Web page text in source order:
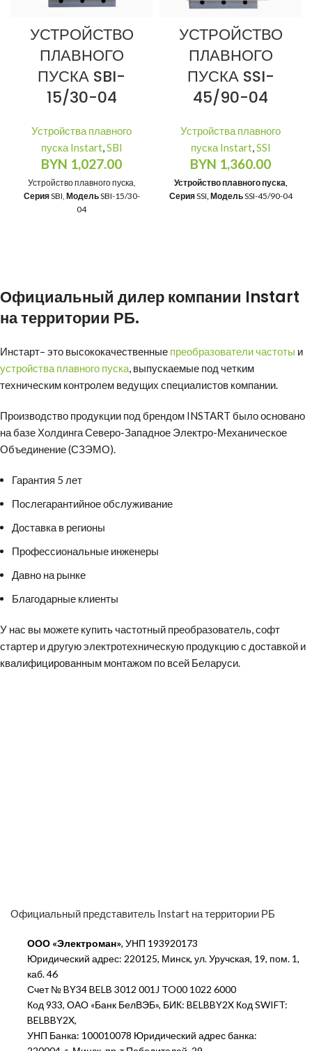
УСТРОЙСТВО
ПЛАВНОГО
ПУСКА SBI-
15/30-04
Устройства плавного
пуска Instart,SBI
BYN 1,027.00
Устройство плавного пуска,
СерияSBI, МодельSBI-15/30-
04
УСТРОЙСТВО
ПЛАВНОГО
ПУСКА SSI-
45/90-04
Устройства плавного
пуска Instart,SSI
BYN 1,360.00
Устройство плавного пуска,
СерияSSI, МодельSSI-45/90-04
Официальный дилер компании Instart
на территории РБ.
Инстарт– это высококачественные преобразователи частоты и
устройства плавного пуска, выпускаемые под четким
техническим контролем ведущих специалистов компании.
Производство продукции под брендом INSTART было основано
на базе Холдинга Северо-Западное Электро-Механическое
Объединение (СЗЭМО).
Гарантия 5 лет
Послегарантийное обслуживание
Доставка в регионы
Профессиональные инженеры
Давно на рынке
Благодарные клиенты
У нас вы можете купить частотный преобразователь,софт
стартер и другую электротехническую продукцию с доставкой и
квалифицированным монтажом по всей Беларуси.
Официальный представитель Instart на территории РБ
ООО «Электроман», УНП 193920173
Юридический адрес: 220125, Минск, ул. Уручская, 19, пом. 1,
каб. 46
Счет № BY34 BELB 3012 001J TO00 1022 6000
Код 933, ОАО «Банк БелВЭБ», БИК: BELBBY2X Код SWIFT:
BELBBY2X,
УНП Банка: 100010078 Юридический адрес банка: